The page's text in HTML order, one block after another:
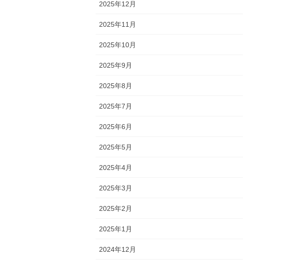
2025年12月
2025年11月
2025年10月
2025年9月
2025年8月
2025年7月
2025年6月
2025年5月
2025年4月
2025年3月
2025年2月
2025年1月
2024年12月